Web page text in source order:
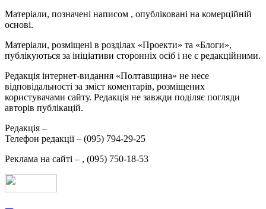
Матеріали, позначені написом , опубліковані на комерційній
основі.
Матеріали, розміщені в розділах «Проекти» та «Блоги»,
публікуються за ініціативи сторонніх осіб і не є редакційними.
Редакція інтернет-видання «Полтавщина» не несе
відповідальності за зміст коментарів, розміщених
користувачами сайту. Редакція не завжди поділяє погляди
авторів публікацій.
Редакція –
Телефон редакції – (095) 794-29-25
Реклама на сайті – , (095) 750-18-53